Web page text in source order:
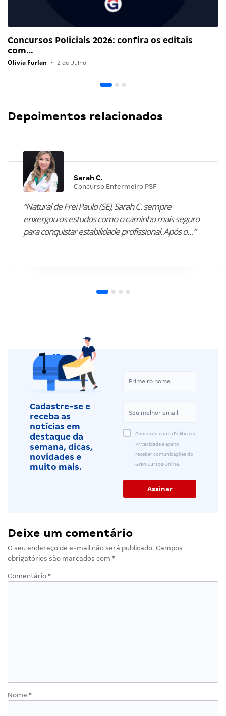
Concursos Policiais 2026: confira os editais
com…
Olivia Furlan • 2 de Julho
Depoimentos relacionados
Sarah C.
Concurso Enfermeiro PSF
“Natural de Frei Paulo (SE), Sarah C. sempre
enxergou os estudos como o caminho mais seguro
para conquistar estabilidade profissional. Após o…”
Cadastre-se e
receba as
notícias em
destaque da
semana, dicas,
novidades e
muito mais.
Concordo com a Política de
Privacidade e aceito
receber comunicações do
Gran Cursos Online.
Deixe um comentário
O seu endereço de e-mail não será publicado. Campos
obrigatórios são marcados com *
Comentário *
Nome *